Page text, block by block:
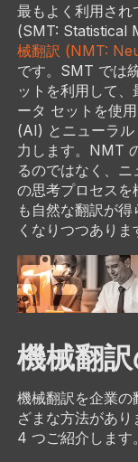
最もよく利用され
(SMT: Statistical
械翻訳 (NMT:
です。SMT では
ットを利用して
ータ セットを使
(AI) とニューラル
力します。NMT
るのではなく、
の思考プロセス
も自然な翻訳が
くなりつつありま
機械翻
機械翻訳を企業の
ざまな方法があ
4 つご紹介します